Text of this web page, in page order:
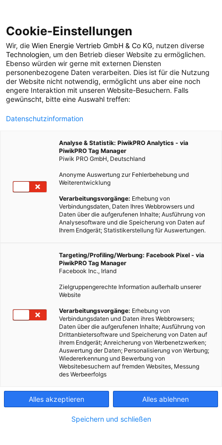
POSTS BY TAG
Bioaide
1 BEITRAG
Bald wieder mehr DDT in der Arktis
Der Klimawandel begünstigt die Anreicherung von DDT in der
Arktis.
BEITRAG ANSEHEN
TEILEN
FEATURED BEITRÄGE
Cookie-Einstellungen
Wir, die Wien Energie Vertrieb GmbH & Co KG, nutzen diverse
Technologien, um den Betrieb dieser Website zu ermöglichen.
Ebenso würden wir gerne mit externen Diensten
personenbezogene Daten verarbeiten. Dies ist für die Nutzung
der Website nicht notwendig, ermöglicht uns aber eine noch
engere Interaktion mit unseren Website-Besuchern. Falls
gewünscht, bitte eine Auswahl treffen:
Datenschutzinformation
Analyse & Statistik: PiwikPRO Analytics - via
PiwikPRO Tag Manager
Piwik PRO GmbH, Deutschland
Anonyme Auswertung zur Fehlerbehebung und
Weiterentwicklung
Verarbeitungsvorgänge: Erhebung von
Verbindungsdaten, Daten Ihres Webbrowsers und
Daten über die aufgerufenen Inhalte; Ausführung von
Analysesoftware und die Speicherung von Daten auf
Ihrem Endgerät; Statistikerstellung für Auswertungen.
Targeting/Profiling/Werbung: Facebook Pixel - via
PiwikPRO Tag Manager
Facebook Inc., Irland
Zielgruppengerechte Information außerhalb unserer
Website
Verarbeitungsvorgänge: Erhebung von
Verbindungsdaten und Daten ihres Webbrowsers;
Daten über die aufgerufenen Inhalte; Ausführung von
Drittanbietersoftware und Speicherung von Daten auf
ihrem Endgerät; Anreicherung von Werbenetzwerken;
Auswertung der Daten; Personalisierung von Werbung;
Wiedererkennung und Bewerbung von
Websitebesuchern auf fremden Websites, Messung
des Werbeerfolgs
Alles akzeptieren Alles ablehnen
Speichern und schließen